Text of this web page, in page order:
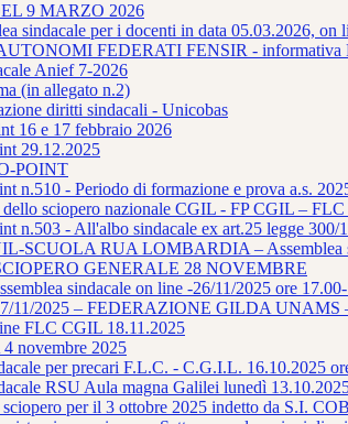
9 MARZO 2026
sindacale per i docenti in data 05.03.2026, on
FEDERATI FENSIR - informativa
Anief 7-2026
(in allegato n.2)
diritti sindacali - Unicobas
16 e 17 febbraio 2026
29.12.2025
POINT
n.510 - Periodo di formazione e prova a.s.
dello sciopero nazionale CGIL - FP CGIL –
n.503 - All'albo sindacale ex art.25 legge 300/
SCUOLA RUA LOMBARDIA – Assemblea
GENERALE 28 NOVEMBRE
sindacale on line -26/11/2025 ore
11/2025 – FEDERAZIONE GILDA UNAMS –
FLC CGIL 18.11.2025
novembre 2025
per precari F.L.C. - C.G.I.L. 16.10.2025
RSU Aula magna Galilei lunedì
sciopero per il 3 ottobre 2025 indetto da S.I.